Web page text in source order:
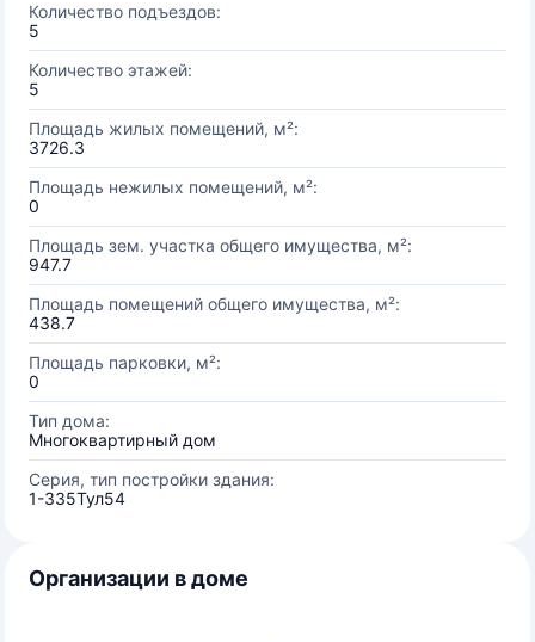
Количество подъездов:
5
Количество этажей:
5
Площадь жилых помещений, м²:
3726.3
Площадь нежилых помещений, м²:
0
Площадь зем. участка общего имущества, м²:
947.7
Площадь помещений общего имущества, м²:
438.7
Площадь парковки, м²:
0
Тип дома:
Многоквартирный дом
Серия, тип постройки здания:
1-335Тул54
Организации в доме